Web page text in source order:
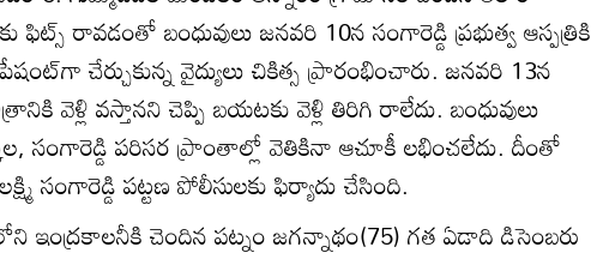
రావడంతో బంధువులు జనవరి 10న సంగారెడ్డి ప్రభుత్వ ఆస్పత్రికి
చేర్చుకున్న వైద్యులు చికిత్స ప్రారంభించారు. జనవరి 13న
వెళ్లి వస్తానని చెప్పి బయటకు వెళ్లి తిరిగి రాలేదు. బంధువులు
సంగారెడ్డి పరిసర ప్రాంతాల్లో వెతికినా ఆచూకీ లభించలేదు. దీంతో
సంగారెడ్డి పట్టణ పోలీసులకు ఫిర్యాదు చేసింది.
ఇంద్రకాలనీకి చెందిన పట్నం జగన్నాథం(75) గత ఏడాది డిసెంబరు